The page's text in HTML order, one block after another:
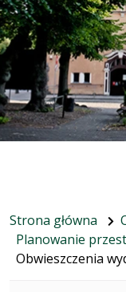
Strona główna
Planowanie
Obwieszczenia